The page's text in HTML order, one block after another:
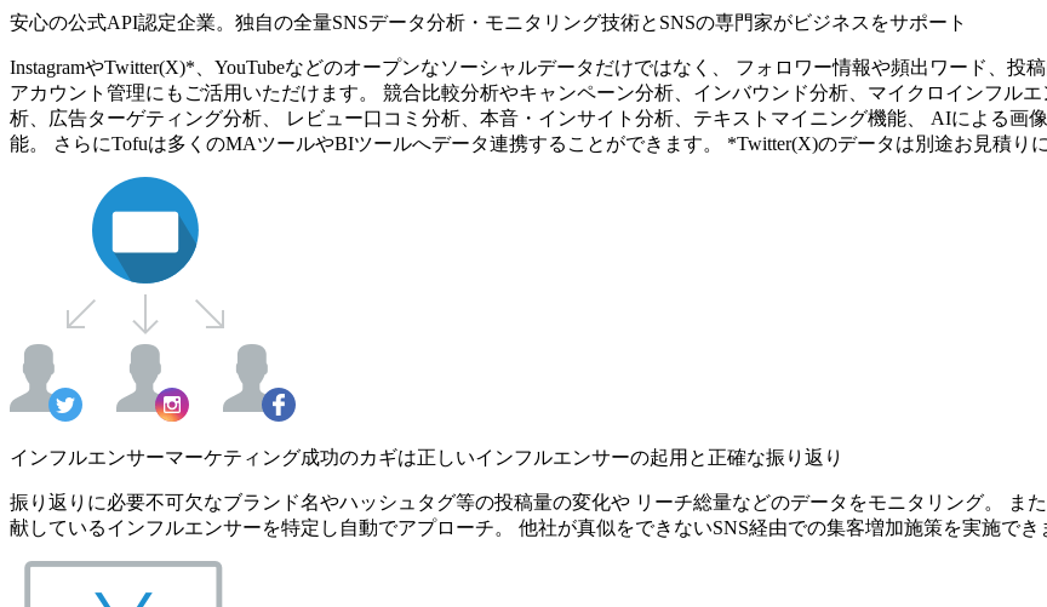
安心の公式API認定企業。独自の全量SNSデータ分析・モニタリング技術とSNSの専門家がビジネスをサポート
InstagramやTwitter(X)*、YouTubeなどのオープンなソーシャルデータだけではなく、 フォロワー情報や頻出ワード、
アカウント管理にもご活用いただけます。 競合比較分析やキャンペーン分析、インバウンド分析、マイクロインフル
析、広告ターゲティング分析、 レビュー口コミ分析、本音・インサイト分析、テキストマイニング機能、 AIによる画
能。 さらにTofuは多くのMAツールやBIツールへデータ連携することができます。 *Twitter(X)のデータは別途お見積りに
インフルエンサーマーケティング成功のカギは正しいインフルエンサーの起用と正確な振り返り
振り返りに必要不可欠なブランド名やハッシュタグ等の投稿量の変化や リーチ総量などのデータをモニタリング。 ま
献しているインフルエンサーを特定し自動でアプローチ。 他社が真似をできないSNS経由での集客増加施策を実施でき